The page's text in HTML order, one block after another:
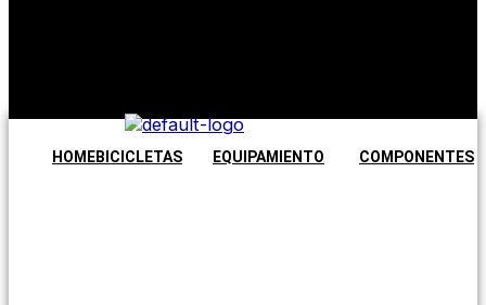
HOMEBICICLETAS EQUIPAMIENTO COMPONENTES